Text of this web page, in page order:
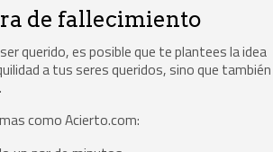
de fallecimiento
querido, es posible que te plantees la idea
a tus seres queridos, sino que también
como Acierto.com: